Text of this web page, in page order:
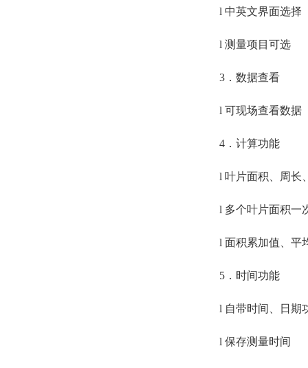
l 中英文界面选择
l 测量项目可选
3．数据查看
l 可现场查看数据
4．计算功能
l 叶片面积、周长
l 多个叶片面积一
l 面积累加值、平
5．时间功能
l 自带时间、日期
l 保存测量时间